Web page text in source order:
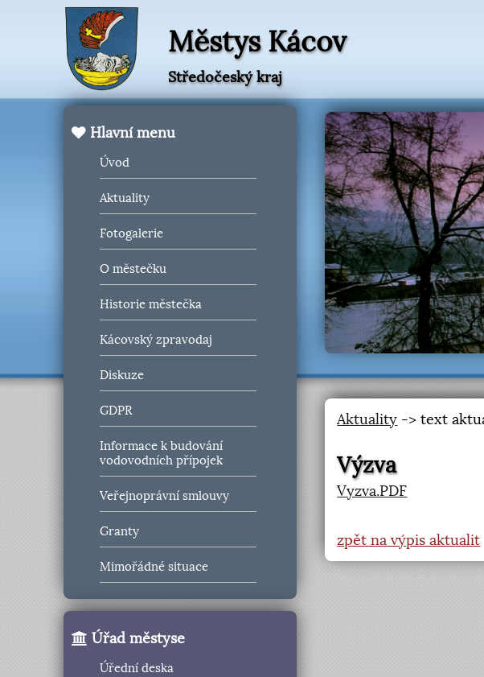
Městys Kácov
Středočeský kraj
Hlavní menu
Úvod
Aktuality
Fotogalerie
O městečku
Historie městečka
Kácovský zpravodaj
Diskuze
GDPR
Informace k budování
vodovodních přípojek
Veřejnoprávní smlouvy
Granty
Mimořádné situace
Úřad městyse
Úřední deska
Aktuality -> text
Výzva
Vyzva.PDF
zpět na výpis aktualit